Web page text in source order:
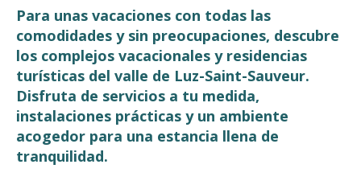
Para unas vacaciones con todas las
comodidades y sin preocupaciones, descubre
los complejos vacacionales y residencias
turísticas del valle de Luz-Saint-Sauveur.
Disfruta de servicios a tu medida,
instalaciones prácticas y un ambiente
acogedor para una estancia llena de
tranquilidad.